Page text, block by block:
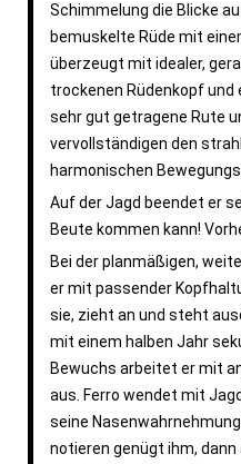
Schimmelung die Blicke
bemuskelte Rüde mit
überzeugt mit idealer,
trockenen Rüdenkopf und
sehr gut getragene Rute
vervollständigen den
harmonischen
Auf der Jagd beendet er
Beute kommen kann!
Bei der planmäßigen,
er mit passender
sie, zieht an und steht
mit einem halben Jahr
Bewuchs arbeitet er mit
aus. Ferro wendet mit
seine
notieren genügt ihm,